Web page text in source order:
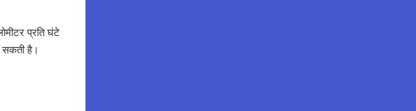
प्रति घंटे
सकती है।